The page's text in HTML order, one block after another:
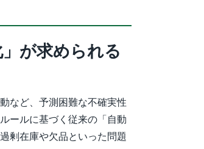
が求められる
など、予測困難な不確実性
ールに基づく従来の「自動
剰在庫や欠品といった問題